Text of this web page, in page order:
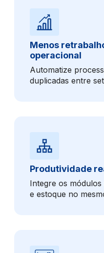
Menos
operacional
Automatize
duplicadas entre
Produtividade
Integre os
e estoque no